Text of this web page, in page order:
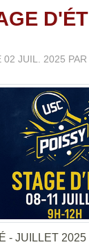
02 JUIL. 2025
- JUILLET 2025